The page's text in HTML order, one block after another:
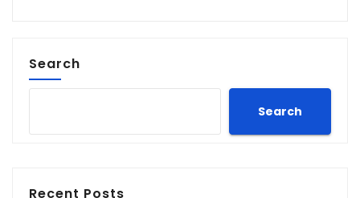
Search
Search
Recent Posts